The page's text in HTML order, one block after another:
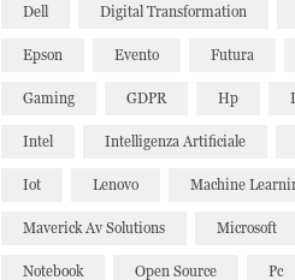
Dell Digital Transformation
Epson Evento Futura
Gaming GDPR Hp
Intel Intelligenza Artificiale
Iot Lenovo Machine
Maverick Av Solutions Microsoft
Notebook Open Source Pc